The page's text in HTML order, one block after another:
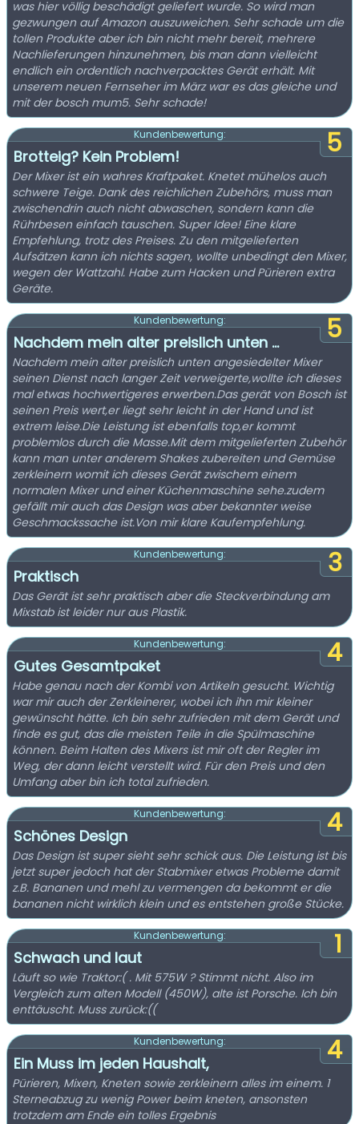
was hier völlig beschädigt geliefert wurde. So wird man
gezwungen auf Amazon auszuweichen. Sehr schade um die
tollen Produkte aber ich bin nicht mehr bereit, mehrere
Nachlieferungen hinzunehmen, bis man dann vielleicht
endlich ein ordentlich nachverpacktes Gerät erhält. Mit
unserem neuen Fernseher im März war es das gleiche und
mit der bosch mum5. Sehr schade!
5
Kundenbewertung:
Brotteig? Kein Problem!
Der Mixer ist ein wahres Kraftpaket. Knetet mühelos auch
schwere Teige. Dank des reichlichen Zubehörs, muss man
zwischendrin auch nicht abwaschen, sondern kann die
Rührbesen einfach tauschen. Super Idee! Eine klare
Empfehlung, trotz des Preises. Zu den mitgelieferten
Aufsätzen kann ich nichts sagen, wollte unbedingt den Mixer,
wegen der Wattzahl. Habe zum Hacken und Pürieren extra
Geräte.
5
Kundenbewertung:
Nachdem mein alter preislich unten ...
Nachdem mein alter preislich unten angesiedelter Mixer
seinen Dienst nach langer Zeit verweigerte,wollte ich dieses
mal etwas hochwertigeres erwerben.Das gerät von Bosch ist
seinen Preis wert,er liegt sehr leicht in der Hand und ist
extrem leise.Die Leistung ist ebenfalls top,er kommt
problemlos durch die Masse.Mit dem mitgelieferten Zubehör
kann man unter anderem Shakes zubereiten und Gemüse
zerkleinern womit ich dieses Gerät zwischem einem
normalen Mixer und einer Küchenmaschine sehe.zudem
gefällt mir auch das Design was aber bekannter weise
Geschmackssache ist.Von mir klare Kaufempfehlung.
3
Kundenbewertung:
Praktisch
Das Gerät ist sehr praktisch aber die Steckverbindung am
Mixstab ist leider nur aus Plastik.
4
Kundenbewertung:
Gutes Gesamtpaket
Habe genau nach der Kombi von Artikeln gesucht. Wichtig
war mir auch der Zerkleinerer, wobei ich ihn mir kleiner
gewünscht hätte. Ich bin sehr zufrieden mit dem Gerät und
finde es gut, das die meisten Teile in die Spülmaschine
können. Beim Halten des Mixers ist mir oft der Regler im
Weg, der dann leicht verstellt wird. Für den Preis und den
Umfang aber bin ich total zufrieden.
4
Kundenbewertung:
Schönes Design
Das Design ist super sieht sehr schick aus. Die Leistung ist bis
jetzt super jedoch hat der Stabmixer etwas Probleme damit
z.B. Bananen und mehl zu vermengen da bekommt er die
bananen nicht wirklich klein und es entstehen große Stücke.
1
Kundenbewertung:
Schwach und laut
Läuft so wie Traktor:( . Mit 575W ? Stimmt nicht. Also im
Vergleich zum alten Modell (450W), alte ist Porsche. Ich bin
enttäuscht. Muss zurück:((
4
Kundenbewertung:
Ein Muss im jeden Haushalt,
Pürieren, Mixen, Kneten sowie zerkleinern alles im einem. 1
Sterneabzug zu wenig Power beim kneten, ansonsten
trotzdem am Ende ein tolles Ergebnis